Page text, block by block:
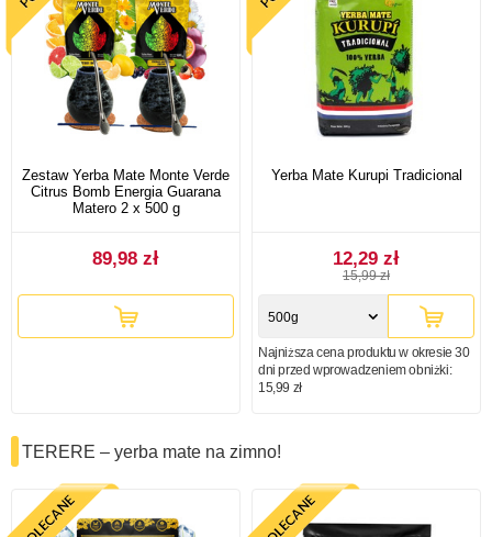
Zestaw Yerba Mate Monte Verde
Citrus Bomb Energia Guarana
Matero 2 x 500 g
89,98 zł
Yerba Mate Kurupi Tradicional
12,29 zł
15,99 zł
500g
Najniższa cena produktu w okresie 30
dni przed wprowadzeniem obniżki:
15,99 zł
TERERE – yerba mate na zimno!